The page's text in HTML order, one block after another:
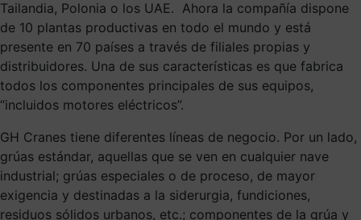
Tailandia, Polonia o los UAE. Ahora la compañía dispone
de 10 plantas productivas en todo el mundo y está
presente en 70 países a través de filiales propias y
distribuidores. Una de sus características es que fabrica
todos los componentes principales de sus equipos,
“incluidos motores eléctricos”.
GH Cranes tiene diferentes líneas de negocio. Por un lado,
grúas estándar, aquellas que se ven en cualquier nave
industrial; grúas especiales o de proceso, de mayor
exigencia y destinadas a la siderurgia, fundiciones,
residuos sólidos urbanos, etc.; componentes de la grúa y